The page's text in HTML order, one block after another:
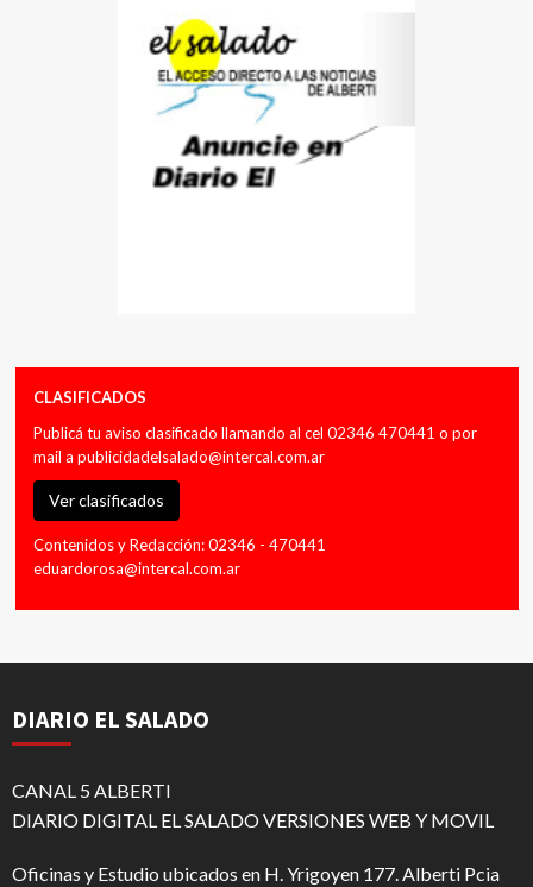
CLASIFICADOS
Publicá tu aviso clasificado llamando al cel 02346 470441 o por
mail a publicidadelsalado@intercal.com.ar
Ver clasificados
Contenidos y Redacción: 02346 - 470441
eduardorosa@intercal.com.ar
DIARIO EL SALADO
CANAL 5 ALBERTI
DIARIO DIGITAL EL SALADO VERSIONES WEB Y MOVIL
Oficinas y Estudio ubicados en H. Yrigoyen 177. Alberti Pcia